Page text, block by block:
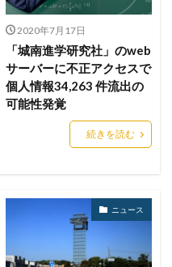
セキュリティコード
リティプログラム
ュリティポリシー
ティ企業
ィ教育
リティ補助金
ゼロデイ攻撃
ソフト
ソフトウェア
2020年7月17日
「城南進学研究社」のweb
サーバーに不正アクセスで
個人情報34,263 件流出の
可能性発覚
続きを読む
ニュース